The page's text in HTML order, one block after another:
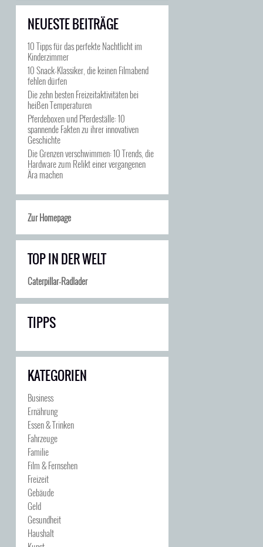
NEUESTE BEITRÄGE
10 Tipps für das perfekte Nachtlicht im
Kinderzimmer
10 Snack-Klassiker, die keinen Filmabend
fehlen dürfen
Die zehn besten Freizeitaktivitäten bei
heißen Temperaturen
Pferdeboxen und Pferdeställe: 10
spannende Fakten zu ihrer innovativen
Geschichte
Die Grenzen verschwimmen: 10 Trends, die
Hardware zum Relikt einer vergangenen
Ära machen
Zur Homepage
TOP IN DER WELT
Caterpillar-Radlader
TIPPS
KATEGORIEN
Business
Ernährung
Essen & Trinken
Fahrzeuge
Familie
Film & Fernsehen
Freizeit
Gebäude
Geld
Gesundheit
Haushalt